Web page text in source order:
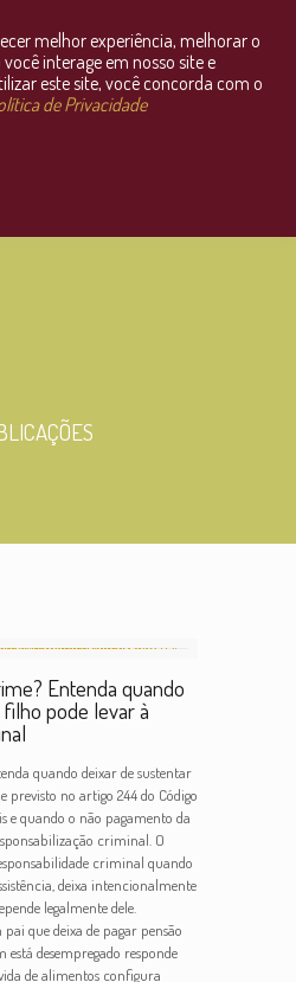
Jurídica OnLine
Entenda quando
pode levar à
quando deixar de sustentar
no artigo 244 do Código
e quando o não pagamento da
criminal. O
criminal quando
deixa intencionalmente
legalmente dele.
que deixa de pagar pensão
desempregado responde
de alimentos configura
melhor experiência, melhorar o
interage em nosso site e
este site, você concorda com o
de Privacidade